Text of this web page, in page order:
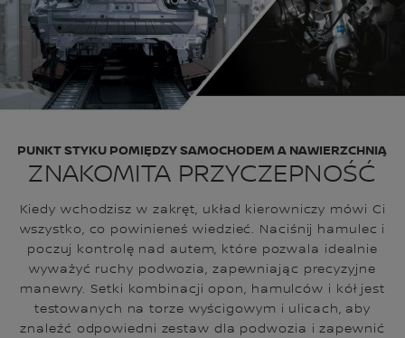
ZNAKOMITA PRZYCZEPNOŚĆ
PUNKT STYKU POMIĘDZY SAMOCHODEM A NAWIERZCHNIĄ
Kiedy wchodzisz w zakręt, układ kierowniczy mówi Ci
wszystko, co powinieneś wiedzieć. Naciśnij hamulec i
poczuj kontrolę nad autem, które pozwala idealnie
wyważyć ruchy podwozia, zapewniając precyzyjne
manewry. Setki kombinacji opon, hamulców i kół jest
testowanych na torze wyścigowym i ulicach, aby
znaleźć odpowiedni zestaw dla podwozia i zapewnić